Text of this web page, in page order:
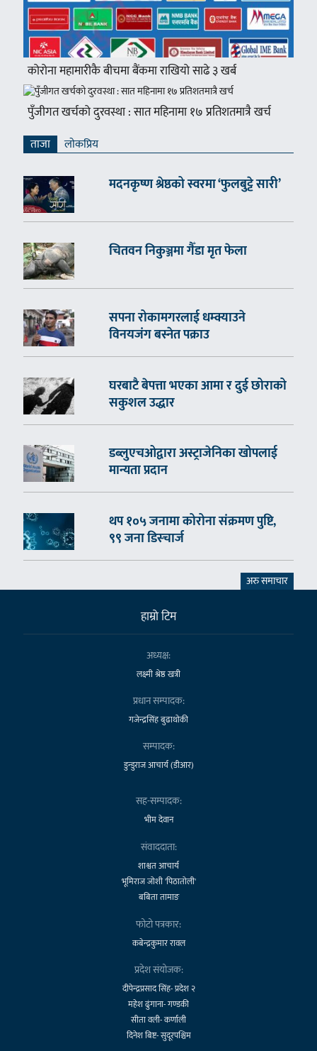
कोरोना महामारीकै बीचमा बैंकमा राखियो साढे ३ खर्ब
पुँजीगत खर्चको दुरवस्था : सात महिनामा १७ प्रतिशतमात्रै खर्च
ताजा लाेकप्रिय
मदनकृष्ण श्रेष्ठको स्वरमा ‘फुलबुट्टे सारी’
चितवन निकुञ्जमा गैँडा मृत फेला
सपना रोकामगरलाई धम्क्याउने
विनयजंग बस्नेत पक्राउ
घरबाटै बेपत्ता भएका आमा र दुई छोराको
सकुशल उद्धार
डब्लुएचओद्वारा अस्ट्राजेनिका खोपलाई
मान्यता प्रदान
थप १०५ जनामा कोरोना संक्रमण पुष्टि,
९९ जना डिस्चार्ज
अरु समाचार
हाम्राे टिम
अध्यक्ष:
लक्ष्मी श्रेष्ठ खत्री
प्रधान सम्पादक:
गजेन्द्रसिंह बुढाथोकी
सम्पादक:
डुन्डुराज आचार्य (डीआर)
सह-सम्पादक:
भीम देवान
संवाददाता:
शाश्वत आचार्य
भूमिराज जोशी 'पिठातोली'
बबिता तामाङ
फोटो पत्रकार:
कबेन्द्रकुमार रावल
प्रदेश संयोजक:
दीपेन्द्रप्रसाद सिंह- प्रदेश २
महेश ढुंगाना- गण्डकी
सीता वली- कर्णाली
दिनेश बिष्ट- सुदूरपश्चिम